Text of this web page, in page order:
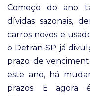
Começo do ano
dívidas sazonais,
carros novos e
o Detran-SP já
prazo de
este ano, há
prazos. E agora